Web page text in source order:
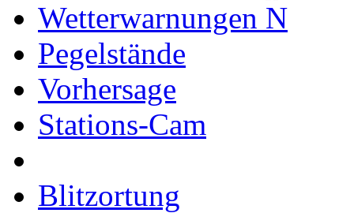
Wetterwarnungen
Pegelstände
Vorhersage
Stations-Cam
Blitzortung